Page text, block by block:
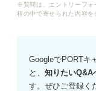
どのような点を
※質問は、エントリーフォ
程の中で寄せられた内容
GoogleでPORTキ
と、 知りたいQ&A
す。ぜひご登録く